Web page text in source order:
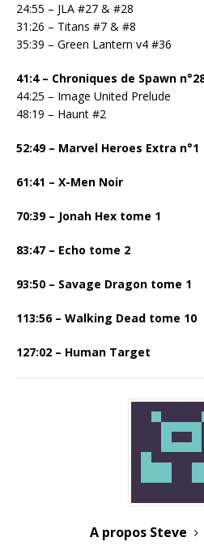
24:55 – JLA #27 & #28
31:26 – Titans #7 & #8
35:39 – Green Lantern v4 #36
41:4 – Chroniques de Spawn
44:25 – Image United Prelude
48:19 – Haunt #2
52:49 – Marvel Heroes Extra n°1
61:41 – X-Men Noir
70:39 – Jonah Hex tome 1
83:47 – Echo tome 2
93:50 – Savage Dragon tome 1
113:56 – Walking Dead tome 10
127:02 – Human Target
A propos Steve